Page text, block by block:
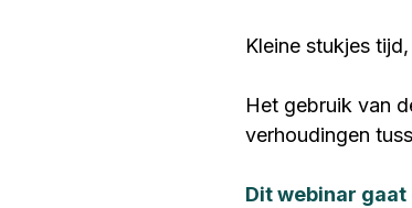
Kleine stukjes
Het gebruik van
verhoudingen
Dit webinar